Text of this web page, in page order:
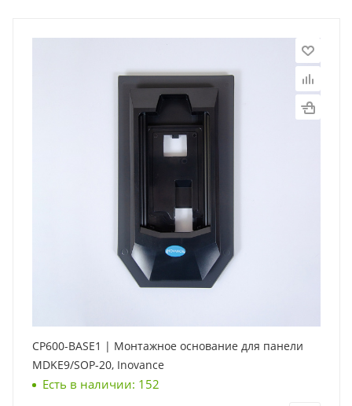
CP600-BASE1 | Монтажное основание для панели
MDKE9/SOP-20, Inovance
Есть в наличии: 152